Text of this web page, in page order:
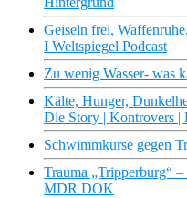
Geiseln frei,
I Weltspiegel Podcast
Zu wenig Wasser- was
Kälte, Hunger,
Die Story | Kontrovers |
Schwimmkurse gegen
Trauma „Tripperburg“
MDR DOK